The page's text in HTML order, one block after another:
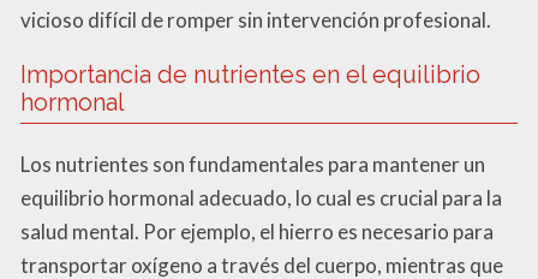
vicioso difícil de romper sin intervención profesional.
Importancia de nutrientes en el equilibrio
hormonal
Los nutrientes son fundamentales para mantener un
equilibrio hormonal adecuado, lo cual es crucial para la
salud mental. Por ejemplo, el hierro es necesario para
transportar oxígeno a través del cuerpo, mientras que